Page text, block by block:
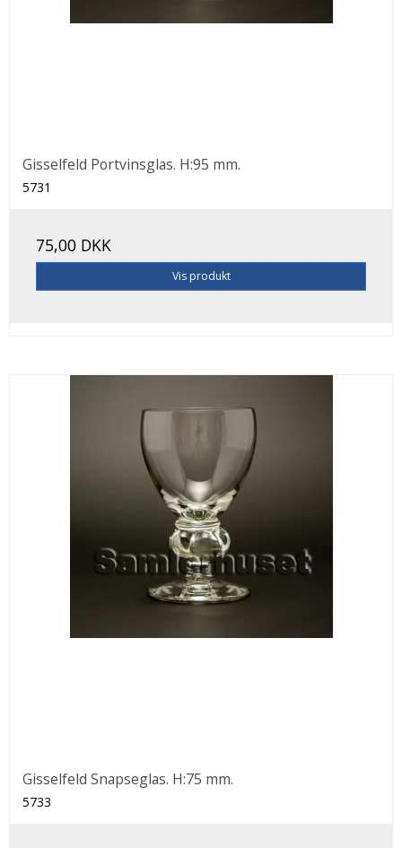
Gisselfeld Portvinsglas. H:95 mm.
5731
75,00 DKK
Vis produkt
Gisselfeld Snapseglas. H:75 mm.
5733